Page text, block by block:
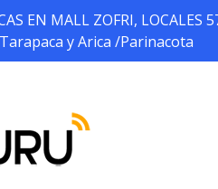
EN MALL ZOFRI,
y Arica /Parinacota